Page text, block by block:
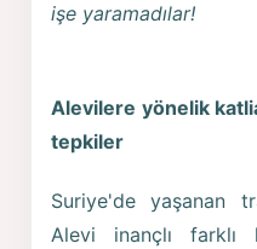
işe yaramadılar!
Alevilere yönelik
tepkiler
Suriye'de yaşanan
Alevi inançlı farklı